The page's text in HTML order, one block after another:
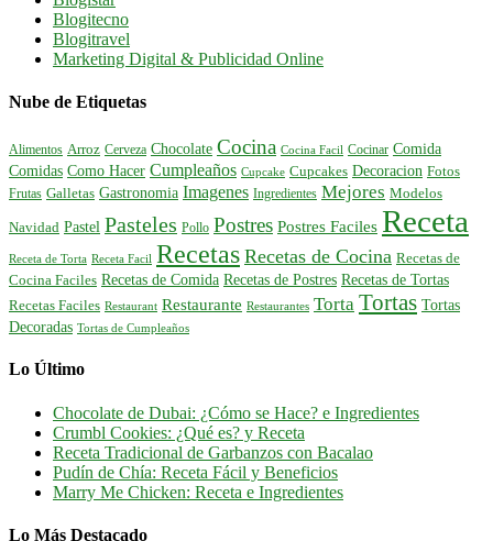
Blogitecno
Blogitravel
Marketing Digital & Publicidad Online
Nube de Etiquetas
Alimentos Arroz Cerveza Chocolate Cocina Cocina Facil Cocinar Comida
Comidas Como Hacer Cumpleaños Cupcake Cupcakes Decoracion Fotos
Frutas Galletas Gastronomia Imagenes Ingredientes Mejores Modelos
Navidad Pastel Pasteles Pollo Postres Postres Faciles Receta
Receta de Torta Receta Facil Recetas Recetas de Cocina Recetas de
Cocina Faciles Recetas de Comida Recetas de Postres Recetas de Tortas
Recetas Faciles Restaurant Restaurante Restaurantes Torta Tortas Tortas
Decoradas Tortas de Cumpleaños
Lo Último
Chocolate de Dubai: ¿Cómo se Hace? e Ingredientes
Crumbl Cookies: ¿Qué es? y Receta
Receta Tradicional de Garbanzos con Bacalao
Pudín de Chía: Receta Fácil y Beneficios
Marry Me Chicken: Receta e Ingredientes
Lo Más Destacado